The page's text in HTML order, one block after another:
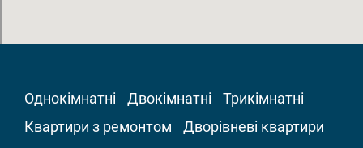
Однокімнатні Двокімнатні
Трикімнатні
Квартири з ремонтом
Дворівневі квартири